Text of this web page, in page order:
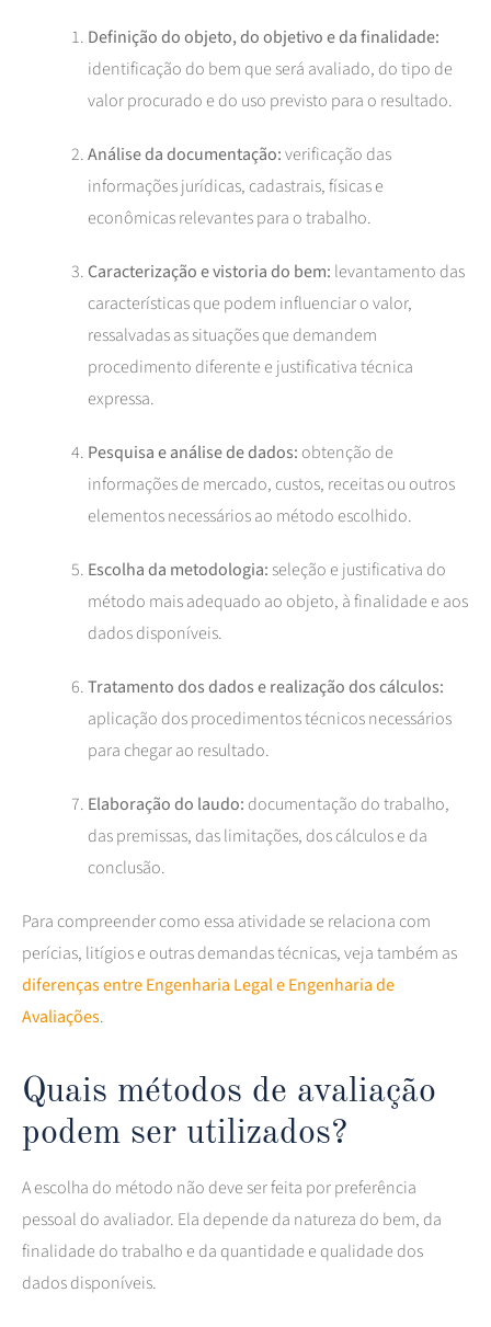
Definição do objeto, do objetivo e da finalidade:
identificação do bem que será avaliado, do tipo de
valor procurado e do uso previsto para o resultado.
Análise da documentação:verificação das
informações jurídicas, cadastrais, físicas e
econômicas relevantes para o trabalho.
Caracterização e vistoria do bem: levantamento das
características que podem influenciar o valor,
ressalvadas as situações que demandem
procedimento diferente e justificativa técnica
expressa.
Pesquisa e análise de dados: obtenção de
informações de mercado, custos, receitas ou outros
elementos necessários ao método escolhido.
Escolha da metodologia: seleção e justificativa do
método mais adequado ao objeto, à finalidade e aos
dados disponíveis.
Tratamento dos dados e realização dos cálculos:
aplicação dos procedimentos técnicos necessários
para chegar ao resultado.
Elaboração do laudo: documentação do trabalho,
das premissas, das limitações, dos cálculos e da
conclusão.
Para compreender como essa atividade se relaciona com
perícias, litígios e outras demandas técnicas, veja também as
diferenças entre Engenharia Legal e Engenharia de
Avaliações.
Quais métodos de avaliação
podem ser utilizados?
A escolha do método não deve ser feita por preferência
pessoal do avaliador. Ela depende da natureza do bem, da
finalidade do trabalho e da quantidade e qualidade dos
dados disponíveis.